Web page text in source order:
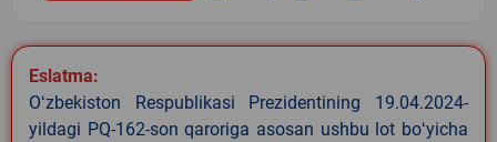
Eslatma:
Oʻzbekiston Respublikasi Prezidentining 19.04.2024-
yildagi PQ-162-son qaroriga asosan ushbu lot boʻyicha